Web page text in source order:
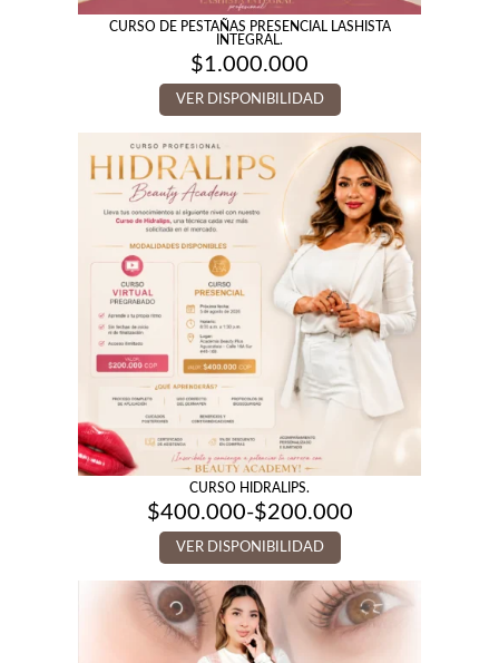
CURSO DE PESTAÑAS PRESENCIAL LASHISTA
INTEGRAL.
$1.000.000
VER DISPONIBILIDAD
CURSO HIDRALIPS.
$200.000
-
$400.000
Rango
de
precios:
desde
$200.000
hasta
$400.000
VER DISPONIBILIDAD